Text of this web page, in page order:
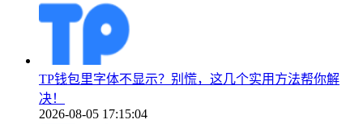
TP钱包里字体不显示？别慌，这几个实用方法帮你解
决！
2026-08-05 17:15:04